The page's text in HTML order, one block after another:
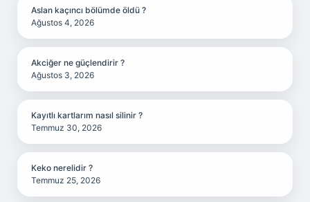
Aslan kaçıncı bölümde öldü ?
Ağustos 4, 2026
Akciğer ne güçlendirir ?
Ağustos 3, 2026
Kayıtlı kartlarım nasıl silinir ?
Temmuz 30, 2026
Keko nerelidir ?
Temmuz 25, 2026